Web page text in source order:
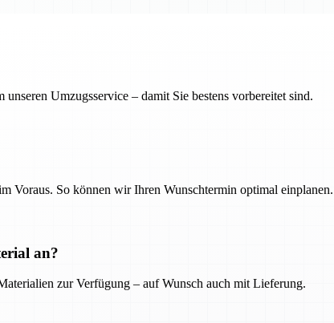
Umzugsservice – damit Sie bestens vorbereitet sind.
Voraus. So können wir Ihren Wunschtermin optimal einplanen.
an?
zur Verfügung – auf Wunsch auch mit Lieferung.